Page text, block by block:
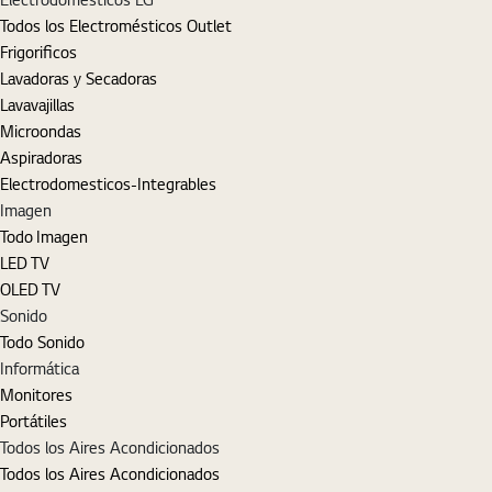
Todos los Electromésticos Outlet
Frigorificos
Lavadoras y Secadoras
Lavavajillas
Microondas
Aspiradoras
Electrodomesticos-Integrables
Imagen
Todo Imagen
LED TV
OLED TV
Sonido
Todo Sonido
Informática
Monitores
Portátiles
Todos los Aires Acondicionados
Todos los Aires Acondicionados